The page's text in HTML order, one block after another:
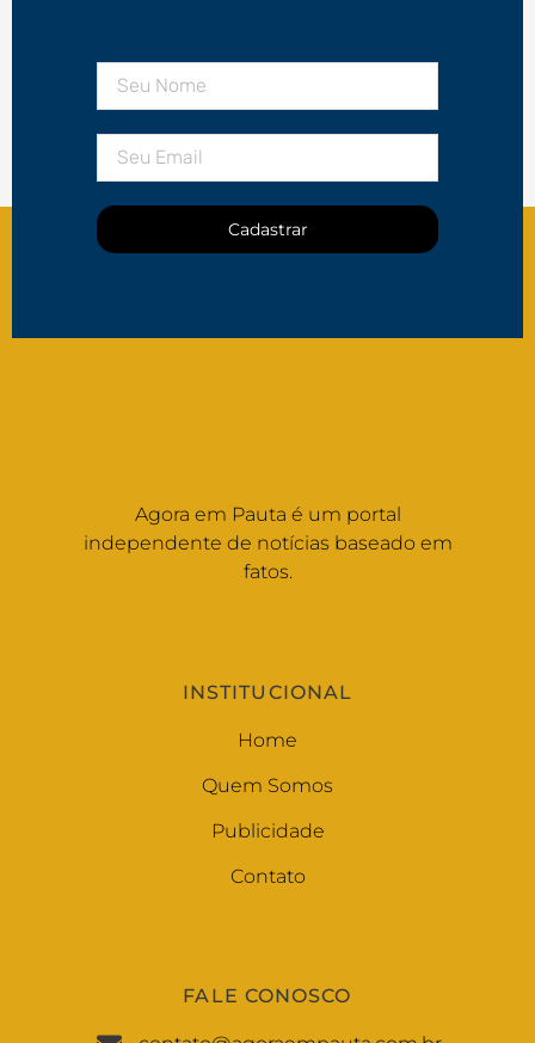
Cadastrar
Agora em Pauta é um portal
independente de notícias baseado em
fatos.
INSTITUCIONAL
Home
Quem Somos
Publicidade
Contato
FALE CONOSCO